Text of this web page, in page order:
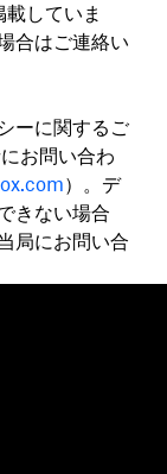
していま
合はご連絡い
ーに関するご
お問い合わ
）。デ
きない場合
局にお問い合